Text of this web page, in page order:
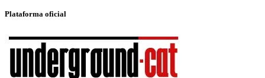
Plataforma oficial